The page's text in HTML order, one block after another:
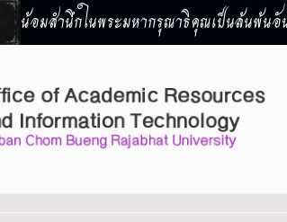
น้อมสำนึกในพระมหากรุณาธิคุณเป็นล้นพ้นอั